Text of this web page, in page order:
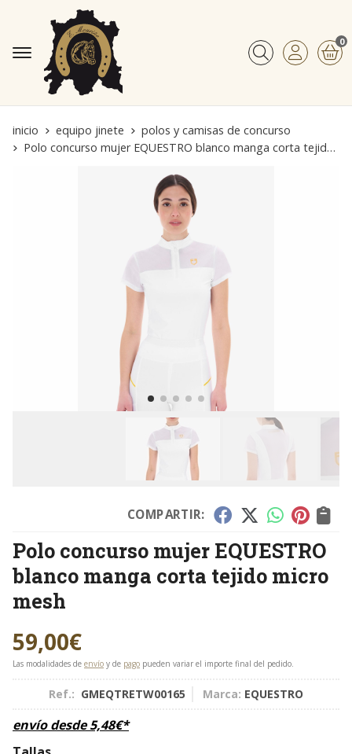
Buscar
0
inicio equipo jinete
polos y camisas de concurso
Polo concurso mujer EQUESTRO blanco manga corta tejido micro mesh
COMPARTIR:
Polo concurso mujer EQUESTRO
blanco manga corta tejido micro
mesh
59,00€
Las modalidades de envío y de pago pueden variar el importe final del pedido.
Ref.: GMEQTRETW00165 Marca: EQUESTRO
envío desde5,48€*